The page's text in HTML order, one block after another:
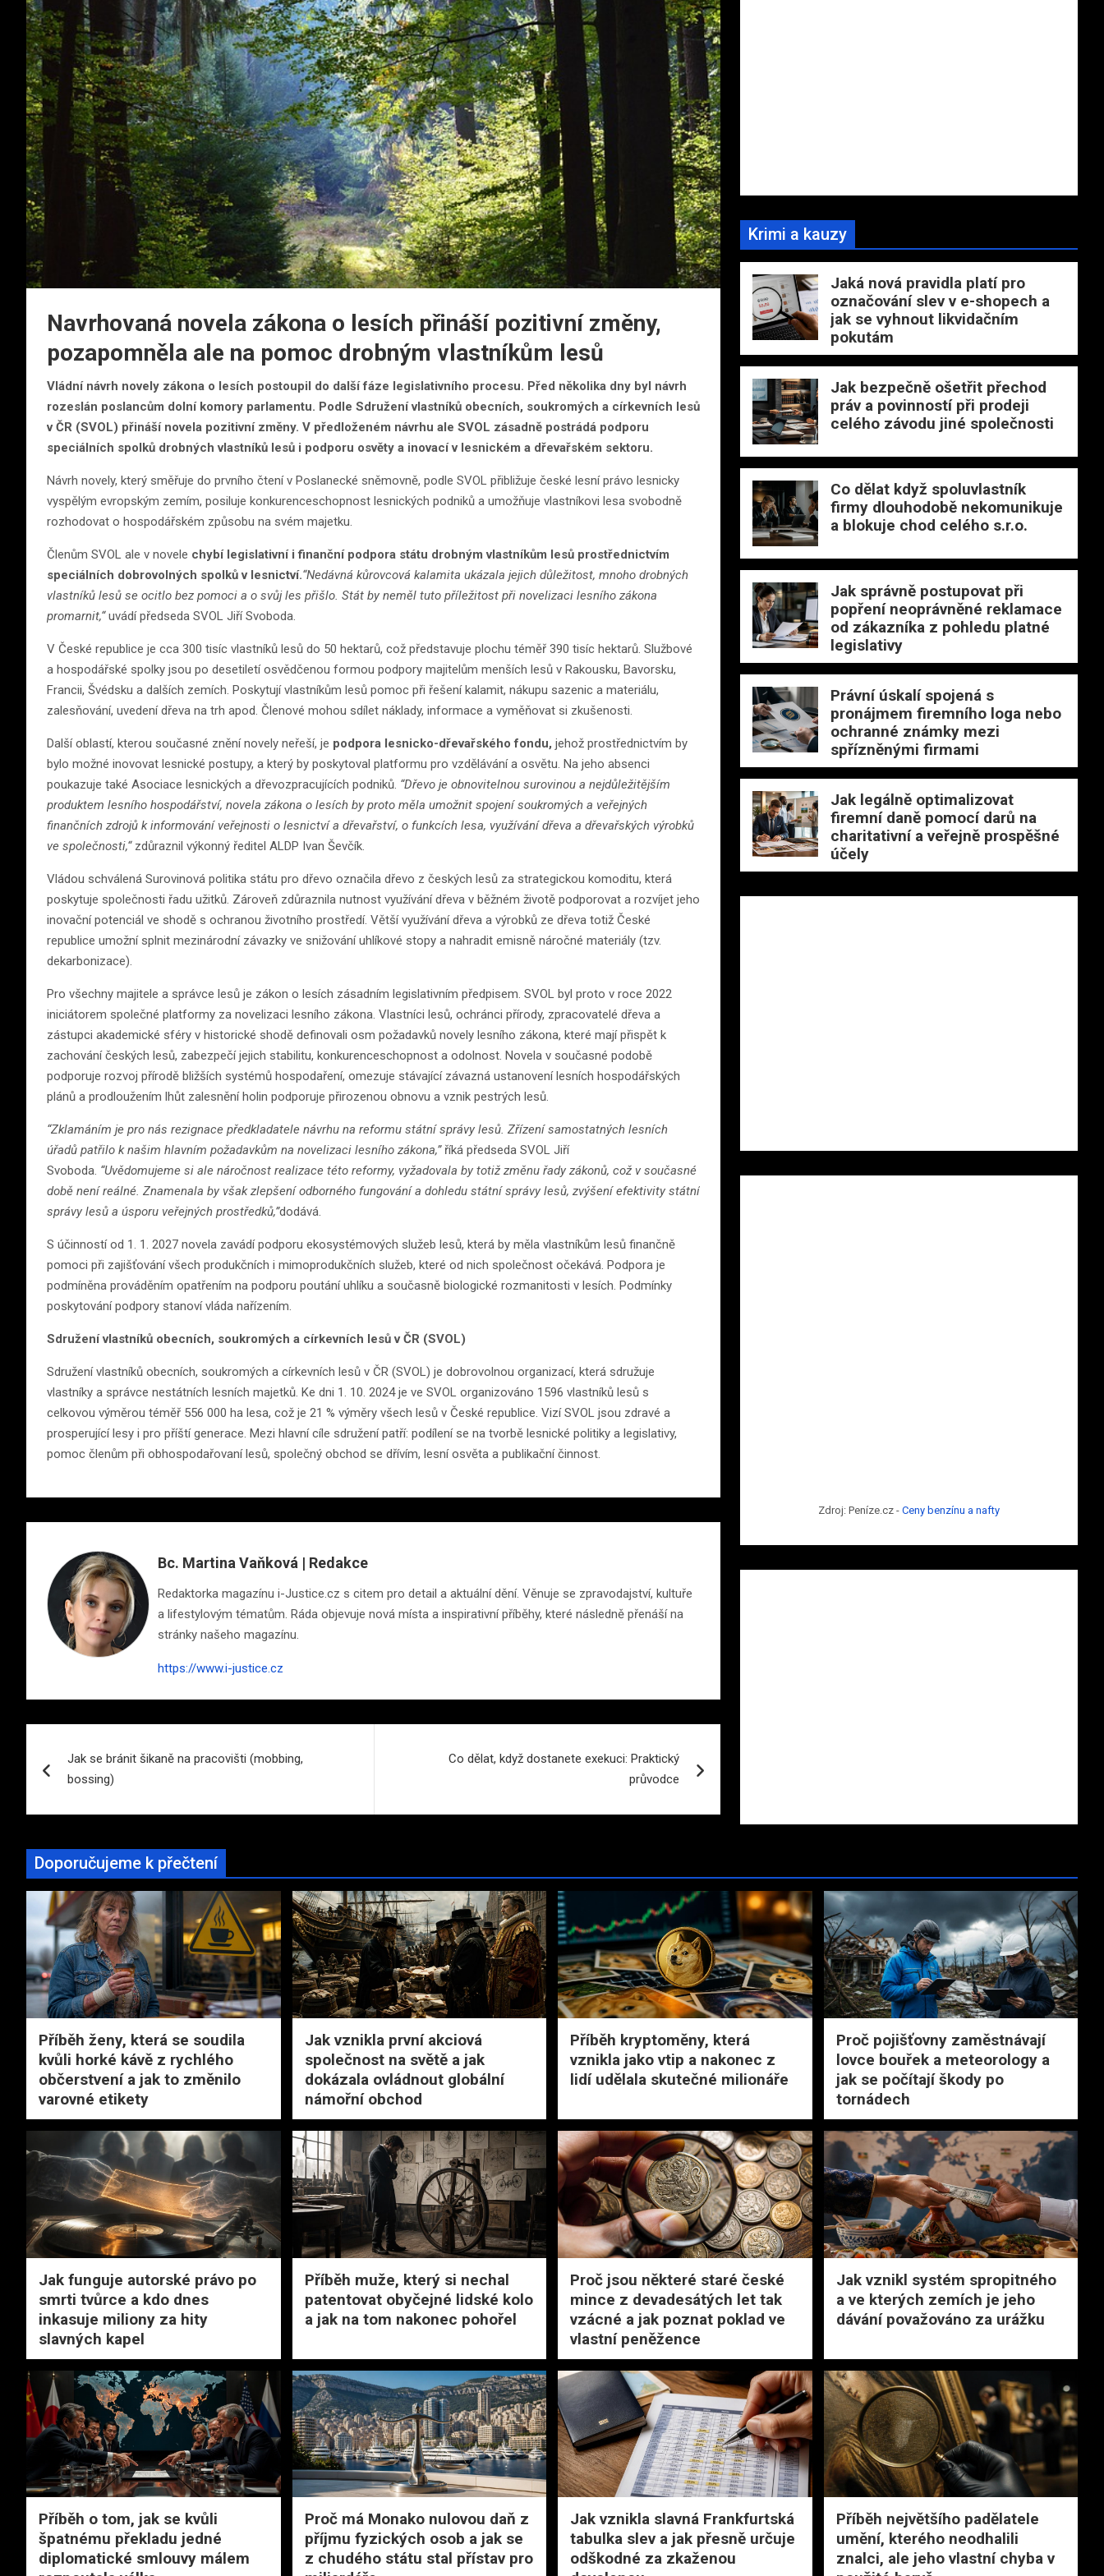
Navrhovaná novela zákona o lesích přináší pozitivní změny,
pozapomněla ale na pomoc drobným vlastníkům lesů
Vládní návrh novely zákona o lesích postoupil do další fáze legislativního procesu. Před několika dny byl návrh
rozeslán poslancům dolní komory parlamentu. Podle Sdružení vlastníků obecních, soukromých a církevních lesů
v ČR (SVOL) přináší novela pozitivní změny. V předloženém návrhu ale SVOL zásadně postrádá podporu
speciálních spolků drobných vlastníků lesů i podporu osvěty a inovací v lesnickém a dřevařském sektoru.
Návrh novely, který směřuje do prvního čtení v Poslanecké sněmovně, podle SVOL přibližuje české lesní právo lesnicky
vyspělým evropským zemím, posiluje konkurenceschopnost lesnických podniků a umožňuje vlastníkovi lesa svobodně
rozhodovat o hospodářském způsobu na svém majetku.
Členům SVOL ale v novele chybí legislativní i finanční podpora státu drobným vlastníkům lesů prostřednictvím
speciálních dobrovolných spolků v lesnictví.“Nedávná kůrovcová kalamita ukázala jejich důležitost, mnoho drobných
vlastníků lesů se ocitlo bez pomoci a o svůj les přišlo. Stát by neměl tuto příležitost při novelizaci lesního zákona
promarnit,“uvádí předseda SVOL Jiří Svoboda.
V České republice je cca 300 tisíc vlastníků lesů do 50 hektarů, což představuje plochu téměř 390 tisíc hektarů. Službové
a hospodářské spolky jsou po desetiletí osvědčenou formou podpory majitelům menších lesů v Rakousku, Bavorsku,
Francii, Švédsku a dalších zemích. Poskytují vlastníkům lesů pomoc při řešení kalamit, nákupu sazenic a materiálu,
zalesňování, uvedení dřeva na trh apod. Členové mohou sdílet náklady, informace a vyměňovat si zkušenosti.
Další oblastí, kterou současné znění novely neřeší, je podpora lesnicko-dřevařského fondu, jehož prostřednictvím by
bylo možné inovovat lesnické postupy, a který by poskytoval platformu pro vzdělávání a osvětu. Na jeho absenci
poukazuje také Asociace lesnických a dřevozpracujících podniků. “Dřevo je obnovitelnou surovinou a nejdůležitějším
produktem lesního hospodářství, novela zákona o lesích by proto měla umožnit spojení soukromých a veřejných
finančních zdrojů k informování veřejnosti o lesnictví a dřevařství, o funkcích lesa, využívání dřeva a dřevařských výrobků
ve společnosti,“ zdůraznil výkonný ředitel ALDP Ivan Ševčík.
Vládou schválená Surovinová politika státu pro dřevo označila dřevo z českých lesů za strategickou komoditu, která
poskytuje společnosti řadu užitků. Zároveň zdůraznila nutnost využívání dřeva v běžném životě podporovat a rozvíjet jeho
inovační potenciál ve shodě s ochranou životního prostředí. Větší využívání dřeva a výrobků ze dřeva totiž České
republice umožní splnit mezinárodní závazky ve snižování uhlíkové stopy a nahradit emisně náročné materiály (tzv.
dekarbonizace).
Pro všechny majitele a správce lesů je zákon o lesích zásadním legislativním předpisem. SVOL byl proto v roce 2022
iniciátorem společné platformy za novelizaci lesního zákona. Vlastníci lesů, ochránci přírody, zpracovatelé dřeva a
zástupci akademické sféry v historické shodě definovali osm požadavků novely lesního zákona, které mají přispět k
zachování českých lesů, zabezpečí jejich stabilitu, konkurenceschopnost a odolnost. Novela v současné podobě
podporuje rozvoj přírodě bližších systémů hospodaření, omezuje stávající závazná ustanovení lesních hospodářských
plánů a prodloužením lhůt zalesnění holin podporuje přirozenou obnovu a vznik pestrých lesů.
“Zklamáním je pro nás rezignace předkladatele návrhu na reformu státní správy lesů. Zřízení samostatných lesních
úřadů patřilo k našim hlavním požadavkům na novelizaci lesního zákona,”říká předseda SVOL Jiří
Svoboda. “Uvědomujeme si ale náročnost realizace této reformy, vyžadovala by totiž změnu řady zákonů, což v současné
době není reálné. Znamenala by však zlepšení odborného fungování a dohledu státní správy lesů, zvýšení efektivity státní
správy lesů a úsporu veřejných prostředků,”dodává.
S účinností od 1. 1. 2027 novela zavádí podporu ekosystémových služeb lesů, která by měla vlastníkům lesů finančně
pomoci při zajišťování všech produkčních i mimoprodukčních služeb, které od nich společnost očekává. Podpora je
podmíněna prováděním opatřením na podporu poutání uhlíku a současně biologické rozmanitosti v lesích. Podmínky
poskytování podpory stanoví vláda nařízením.
Sdružení vlastníků obecních, soukromých a církevních lesů v ČR (SVOL)
Sdružení vlastníků obecních, soukromých a církevních lesů v ČR (SVOL) je dobrovolnou organizací, která sdružuje
vlastníky a správce nestátních lesních majetků. Ke dni 1. 10. 2024 je ve SVOL organizováno 1596 vlastníků lesů s
celkovou výměrou téměř 556 000 ha lesa, což je 21 % výměry všech lesů v České republice. Vizí SVOL jsou zdravé a
prosperující lesy i pro příští generace. Mezi hlavní cíle sdružení patří: podílení se na tvorbě lesnické politiky a legislativy,
pomoc členům při obhospodařovaní lesů, společný obchod se dřívím, lesní osvěta a publikační činnost.
Bc. Martina Vaňková | Redakce
Redaktorka magazínu i-Justice.cz s citem pro detail a aktuální dění. Věnuje se zpravodajství, kultuře
a lifestylovým tématům. Ráda objevuje nová místa a inspirativní příběhy, které následně přenáší na
stránky našeho magazínu.
https://www.i-justice.cz
pro
příspěvek
Jak se bránit šikaně na pracovišti (mobbing,
bossing)
Co dělat, když dostanete exekuci: Praktický
průvodce
Krimi a kauzy
Jaká nová pravidla platí pro
označování slev v e-shopech a
jak se vyhnout likvidačním
pokutám
Jak bezpečně ošetřit přechod
práv a povinností při prodeji
celého závodu jiné společnosti
Co dělat když spoluvlastník
firmy dlouhodobě nekomunikuje
a blokuje chod celého s.r.o.
Jak správně postupovat při
popření neoprávněné reklamace
od zákazníka z pohledu platné
legislativy
Právní úskalí spojená s
pronájmem firemního loga nebo
ochranné známky mezi
spřízněnými firmami
Jak legálně optimalizovat
firemní daně pomocí darů na
charitativní a veřejně prospěšné
účely
Zdroj: Peníze.cz -Ceny benzínu a nafty
Doporučujeme k přečtení
Příběh ženy, která se soudila
kvůli horké kávě z rychlého
občerstvení a jak to změnilo
varovné etikety
Jak vznikla první akciová
společnost na světě a jak
dokázala ovládnout globální
námořní obchod
Příběh kryptoměny, která
vznikla jako vtip a nakonec z
lidí udělala skutečné milionáře
Proč pojišťovny zaměstnávají
lovce bouřek a meteorology a
jak se počítají škody po
tornádech
Jak funguje autorské právo po
smrti tvůrce a kdo dnes
inkasuje miliony za hity
slavných kapel
Příběh muže, který si nechal
patentovat obyčejné lidské kolo
a jak na tom nakonec pohořel
Proč jsou některé staré české
mince z devadesátých let tak
vzácné a jak poznat poklad ve
vlastní peněžence
Jak vznikl systém spropitného
a ve kterých zemích je jeho
dávání považováno za urážku
Příběh o tom, jak se kvůli
špatnému překladu jedné
diplomatické smlouvy málem
Proč má Monako nulovou daň z
příjmu fyzických osob a jak se
z chudého státu stal přístav pro
Jak vznikla slavná Frankfurtská
tabulka slev a jak přesně určuje
odškodné za zkaženou
Příběh největšího padělatele
umění, kterého neodhalili
znalci, ale jeho vlastní chyba v